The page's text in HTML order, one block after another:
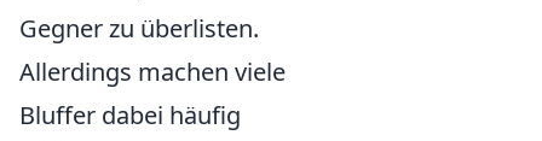
Gegner zu überlisten.
Allerdings machen viele
Bluffer dabei häufig